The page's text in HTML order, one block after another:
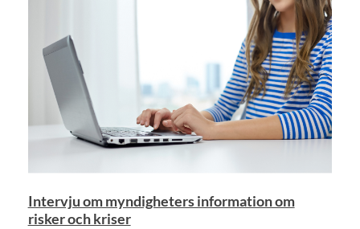
Intervju om myndigheters information om
risker och kriser